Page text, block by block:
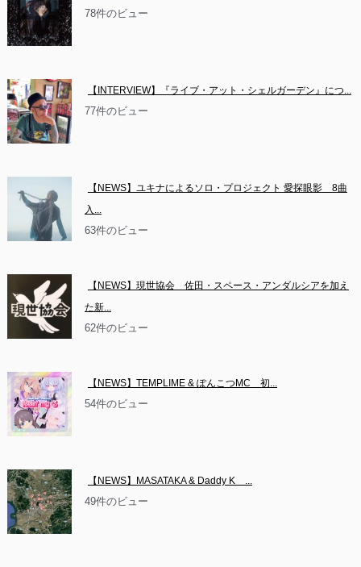
78件のビュー
【INTERVIEW】『ライブ・アット・シェルガーデン』につ...
77件のビュー
【NEWS】ユキナによるソロ・プロジェクト 愛探眼影　8曲
入...
63件のビュー
【NEWS】現世協会　佐田・スペース・アンダルシアを加え
た新...
62件のビュー
【NEWS】TEMPLIME & ぽんこつMC　初...
54件のビュー
【NEWS】MASATAKA & Daddy K　...
49件のビュー